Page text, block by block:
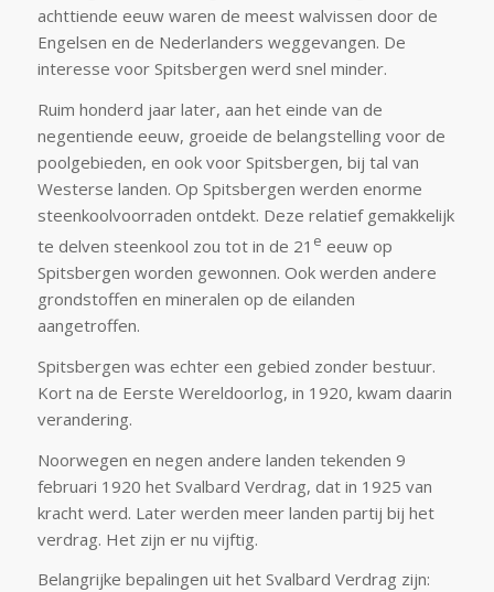
achttiende eeuw waren de meest walvissen door de
Engelsen en de Nederlanders weggevangen. De
interesse voor Spitsbergen werd snel minder.
Ruim honderd jaar later, aan het einde van de
negentiende eeuw, groeide de belangstelling voor de
poolgebieden, en ook voor Spitsbergen, bij tal van
Westerse landen. Op Spitsbergen werden enorme
steenkoolvoorraden ontdekt. Deze relatief gemakkelijk
te delven steenkool zou tot in de 21 e eeuw op
Spitsbergen worden gewonnen. Ook werden andere
grondstoffen en mineralen op de eilanden
aangetroffen.
Spitsbergen was echter een gebied zonder bestuur.
Kort na de Eerste Wereldoorlog, in 1920, kwam daarin
verandering.
Noorwegen en negen andere landen tekenden 9
februari 1920 het Svalbard Verdrag, dat in 1925 van
kracht werd. Later werden meer landen partij bij het
verdrag. Het zijn er nu vijftig.
Belangrijke bepalingen uit het Svalbard Verdrag zijn: